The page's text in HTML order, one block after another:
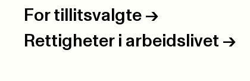
For tillitsvalgte ->
Rettigheter i arbeidslivet ->